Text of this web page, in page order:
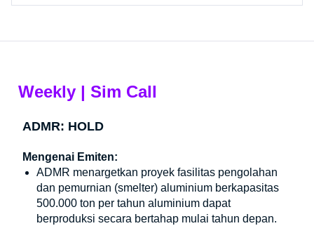
Weekly | Sim Call
ADMR: HOLD
Mengenai Emiten:
ADMR menargetkan proyek fasilitas pengolahan
dan pemurnian (smelter) aluminium berkapasitas
500.000 ton per tahun aluminium dapat
berproduksi secara bertahap mulai tahun depan.